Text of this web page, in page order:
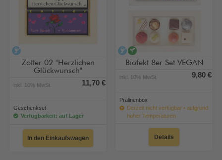
Zotter 02 "Herzlichen
Glückwunsch"
inkl. 10% MwSt. 11,70 €
Geschenkset
Verfügbarkeit: auf Lager
In den Einkaufswagen
alkoholfrei
Biofekt 8er Set VEGAN
inkl. 10% MwSt. 9,80 €
Pralinenbox
Derzeit nicht verfügbar • aufgrund
hoher Temperaturen
Details